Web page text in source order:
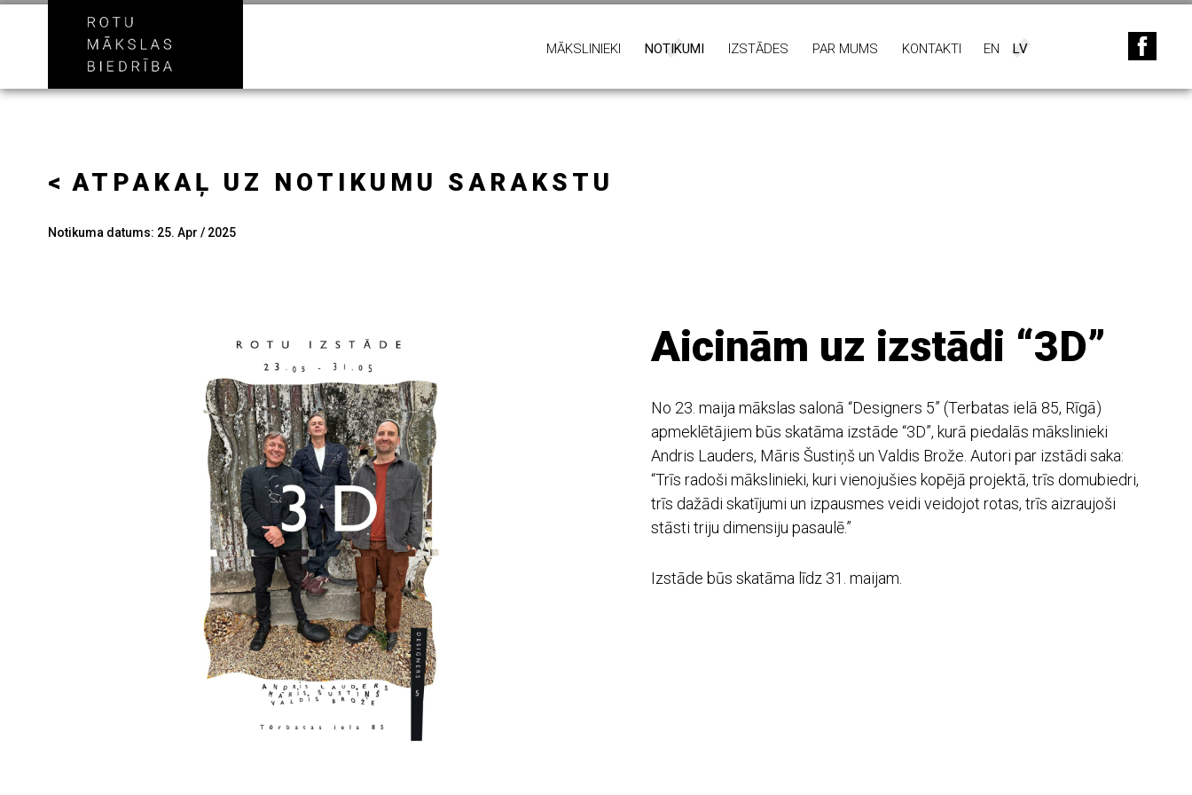
MĀKSLINIEKI NOTIKUMI IZSTĀDES PAR MUMS KONTAKTI EN LV
ATPAKAĻ UZ NOTIKUMU SARAKSTU
Notikuma datums: 25. Apr / 2025
Aicinām uz izstādi “3D”
No 23. maija mākslas salonā “Designers 5” (Terbatas ielā 85, Rīgā)
apmeklētājiem būs skatāma izstāde “3D”, kurā piedalās mākslinieki
Andris Lauders, Māris Šustiņš un Valdis Brože. Autori par izstādi saka:
“Trīs radoši mākslinieki, kuri vienojušies kopējā projektā, trīs domubiedri,
trīs dažādi skatījumi un izpausmes veidi veidojot rotas, trīs aizraujoši
stāsti triju dimensiju pasaulē.”
Izstāde būs skatāma līdz 31. maijam.